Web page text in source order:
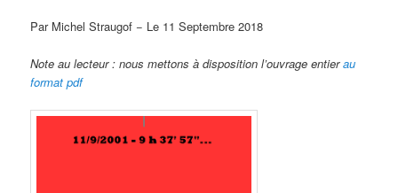
Par Michel Straugof − Le 11 Septembre 2018
Note au lecteur : nous mettons à disposition l’ouvrage entierau
format pdf